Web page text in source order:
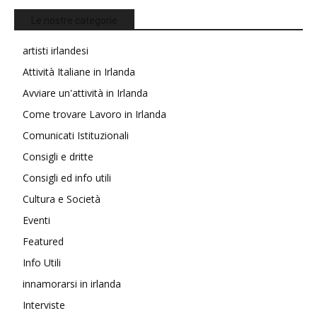
artisti irlandesi
Attività Italiane in Irlanda
Avviare un'attività in Irlanda
Come trovare Lavoro in Irlanda
Comunicati Istituzionali
Consigli e dritte
Consigli ed info utili
Cultura e Società
Eventi
Featured
Info Utili
innamorarsi in irlanda
Interviste